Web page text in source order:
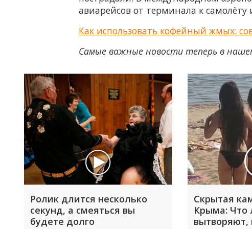
авиарейсов от терминала к самолёту
Как использовать кофейный жмых:
Самые важные новости теперь в
Ролик длится несколько
секунд, а смеяться вы
будете долго
Скрытая
Крыма: Что
вытворяют,